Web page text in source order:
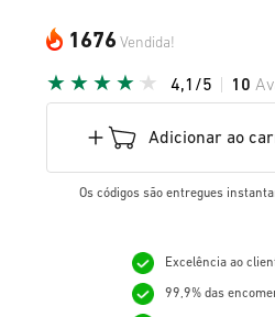
1676 Vendida!
4,1/5 10
Adicionar ao
Os códigos são entregues
Excelência ao
99,9% das